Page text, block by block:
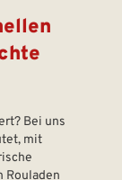
Bei uns
mit
Rouladen